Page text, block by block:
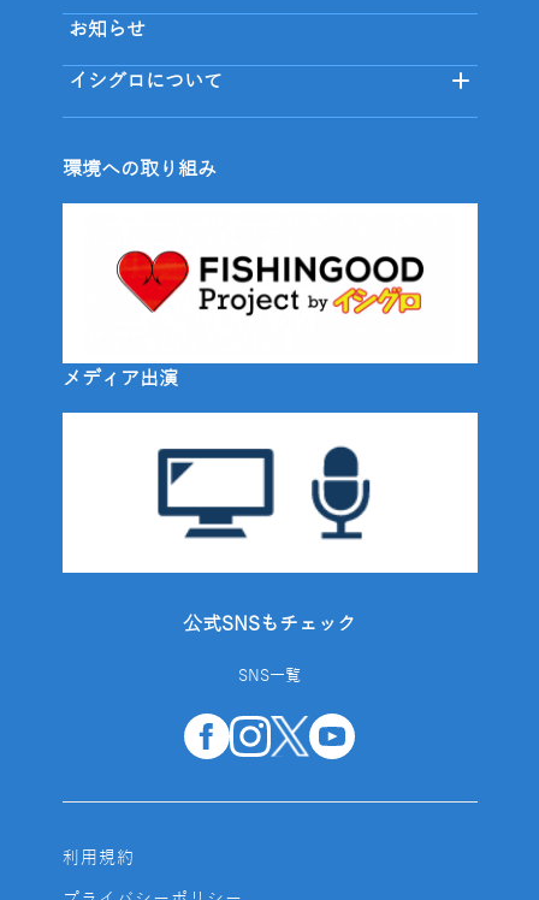
お知らせ
イシグロについて
環境への取り組み
メディア出演
公式SNSもチェック
SNS一覧
利用規約